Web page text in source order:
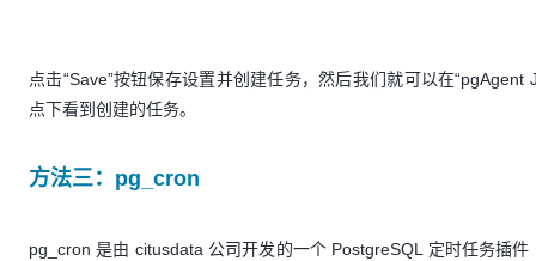
点击“Save”按钮保存设置并创建任务，然后我们就可以在“pgAgent
点下看到创建的任务。
方法三：pg_cron
pg_cron 是由 citusdata 公司开发的一个 PostgreSQL 定时任务插件